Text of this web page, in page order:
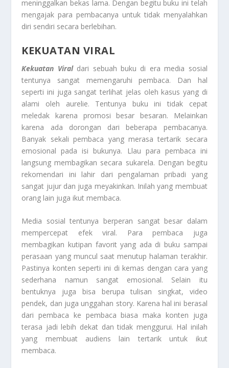
meninggalkan bekas lama. Dengan begitu buku ini telah
mengajak para pembacanya untuk tidak menyalahkan
diri sendiri secara berlebihan.
KEKUATAN VIRAL
Kekuatan Viraldari sebuah buku di era media sosial
tentunya sangat memengaruhi pembaca. Dan hal
seperti ini juga sangat terlihat jelas oleh kasus yang di
alami oleh aurelie. Tentunya buku ini tidak cepat
meledak karena promosi besar besaran. Melainkan
karena ada dorongan dari beberapa pembacanya.
Banyak sekali pembaca yang merasa tertarik secara
emosional pada isi bukunya. Llau para pembaca ini
langsung membagikan secara sukarela. Dengan begitu
rekomendari ini lahir dari pengalaman pribadi yang
sangat jujur dan juga meyakinkan. Inilah yang membuat
orang lain juga ikut membaca.
Media sosial tentunya berperan sangat besar dalam
mempercepat efek viral. Para pembaca juga
membagikan kutipan favorit yang ada di buku sampai
perasaan yang muncul saat menutup halaman terakhir.
Pastinya konten seperti ini di kemas dengan cara yang
sederhana namun sangat emosional. Selain itu
bentuknya juga bisa berupa tulisan singkat, video
pendek, dan juga unggahan story. Karena hal ini berasal
dari pembaca ke pembaca biasa maka konten juga
terasa jadi lebih dekat dan tidak menggurui. Hal inilah
yang membuat audiens lain tertarik untuk ikut
membaca.